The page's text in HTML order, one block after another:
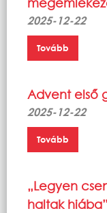
2025-12-22
Tovább
Advent első
2025-12-22
Tovább
„Legyen
haltak hiába”